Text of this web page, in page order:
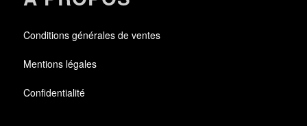
Conditions générales de ventes
Mentions légales
Confidentialité